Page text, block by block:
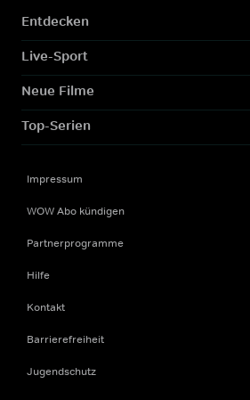
Entdecken
Live-Sport
Neue Filme
Top-Serien
Impressum
WOW Abo kündigen
Partnerprogramme
Hilfe
Kontakt
Barrierefreiheit
Jugendschutz